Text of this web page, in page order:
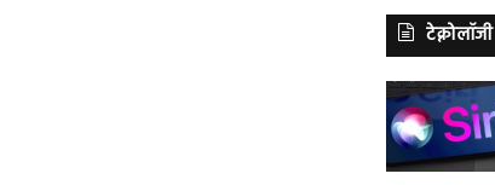
टेक्नोलॉजी